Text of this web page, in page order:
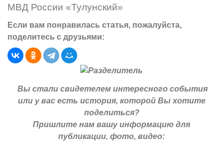
МВД России «Тулунский»
Если вам понравилась статья, пожалуйста,
поделитесь с друзьями:
Вы стали свидетелем интересного события
или у вас есть история, которой Вы хотите
поделиться?
Пришлите нам вашу информацию для
публикации, фото, видео: